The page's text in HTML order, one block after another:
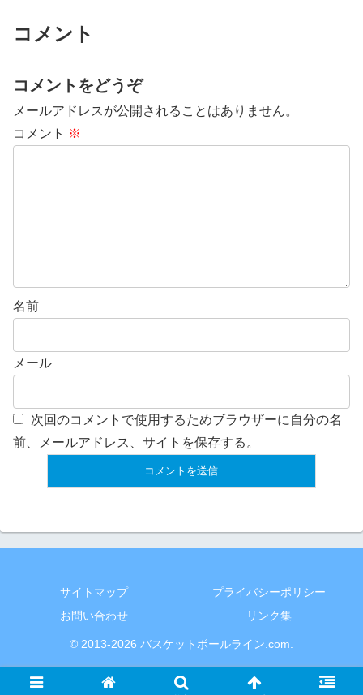
コメント
コメントをどうぞ
メールアドレスが公開されることはありません。
コメント ※
名前
メール
次回のコメントで使用するためブラウザーに自分の名
前、メールアドレス、サイトを保存する。
サイトマップ
プライバシーポリシー
お問い合わせ
リンク集
© 2013-2026 バスケットボールライン.com.